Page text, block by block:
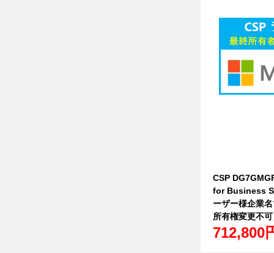
CSP
for Business
ーザー様企業
所有権変更不
712,800